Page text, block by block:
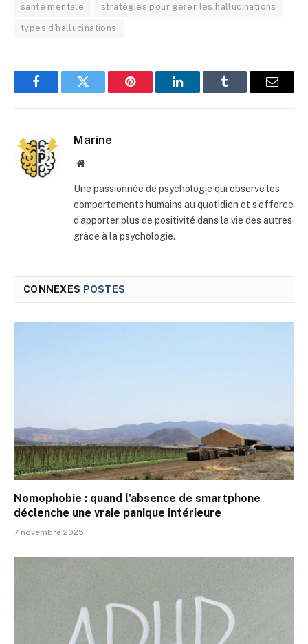
santé mentale stratégies pour gérer les hallucinations
types d'hallucinations
FacebookTwitter Pinterest LinkedInTumblr
E-
Marine
Site
Une passionnée de psychologie qui observe les
comportements humains au quotidien et s’efforce
d’apporter plus de positivité dans la vie des autres
grâce à la psychologie.
CONNEXES POSTES
Nomophobie : quand l’absence de smartphone
déclenche une vraie panique intérieure
7 novembre 2025